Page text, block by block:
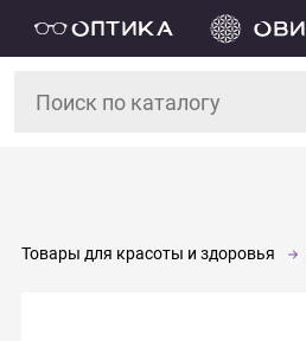
Товары для красоты и здоровья